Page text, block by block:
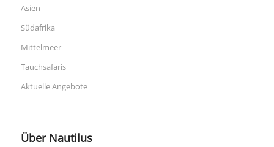
Asien
Südafrika
Mittelmeer
Tauchsafaris
Aktuelle Angebote
Über Nautilus